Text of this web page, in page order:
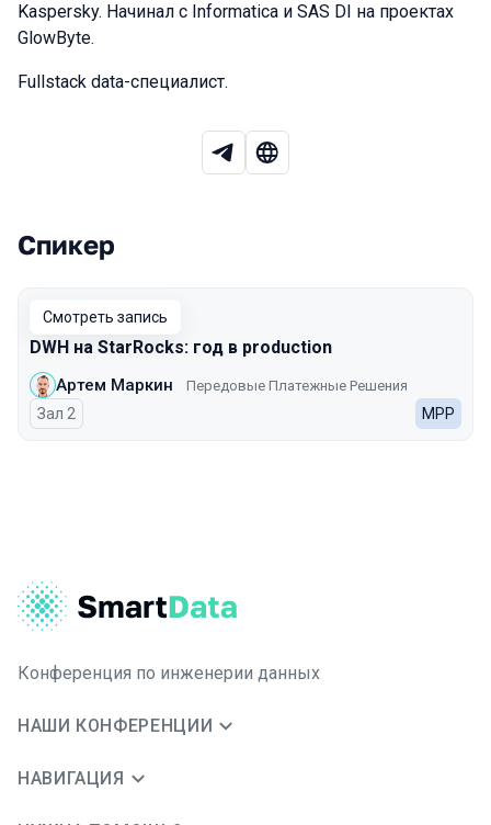
Kaspersky. Начинал с Informatica и SAS DI на проектах
GlowByte.
Fullstack data-специалист.
Выступления в сезоне 2025
Спикер
Смотреть запись
DWH на StarRocks: год в production
Артем Маркин Передовые Платежные Решения
Зал 2 MPP
Конференция по инженерии данных
НАШИ КОНФЕРЕНЦИИ
НАВИГАЦИЯ